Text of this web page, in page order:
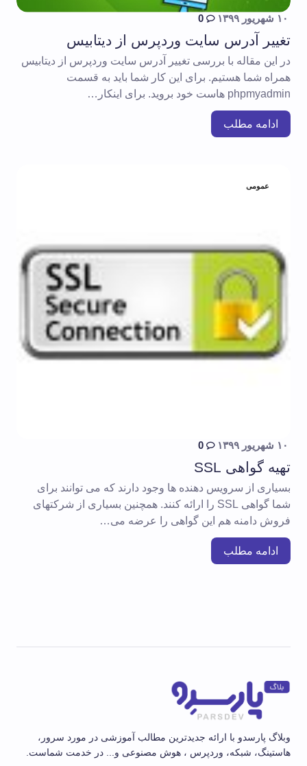
۱۰ شهریور ۱۳۹۹ 0
تغییر آدرس سایت وردپرس از دیتابیس
در این مقاله با بررسی تغییر آدرس سایت وردپرس از دیتابیس
همراه شما هستیم. برای این کار شما باید به قسمت
phpmyadmin هاست خود بروید. برای اینکار…
ادامه مطلب
عمومی
۱۰ شهریور ۱۳۹۹ 0
تهیه گواهی SSL
بسیاری از سرویس دهنده ها وجود دارند که می توانند برای
شما گواهی SSL را ارائه کنند. همچنین بسیاری از شرکتهای
فروش دامنه هم این گواهی را عرضه می…
ادامه مطلب
وبلاگ پارسدو با ارائه جدیدترین مطالب آموزشی در مورد سرور،
هاستینگ، شبکه، وردپرس ، هوش مصنوعی و... در خدمت شماست.